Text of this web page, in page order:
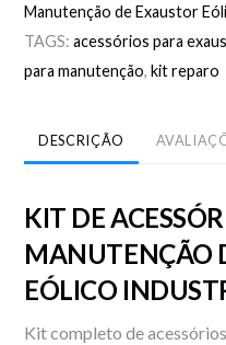
Manutenção de Exaustor
TAGS:acessórios para
para manutenção,kit reparo
DESCRIÇÃO
KIT DE
MANUTENÇÃO
EÓLICO
Kit completo de